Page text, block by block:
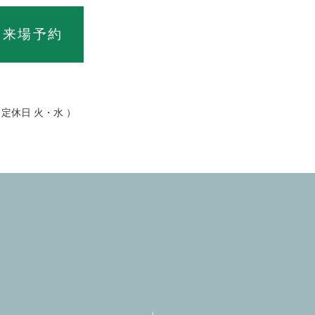
来場予約
休日 火・水 ）